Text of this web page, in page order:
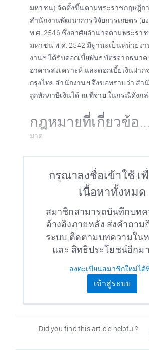
มหาชน) จัดตั้งขึ้นตามพระราชกฤษฎีก
สำนักงานพัฒนาการวิจัยการเกษตร (อ
พ.ศ. 2546 ซึ่งอาศัยอำนาจตามพระรา
มหาชน พ.ศ. 2542 มีฐานะเป็นหน่วยง
งานฯ ได้รับดอกเบี้ยพันธบัตรจากธนาค
อาคารสงเคราะห์ และดอกเบี้ยเงินฝา
กรุงไทย สำนักงานฯ จึงขอทราบว่า สำ
ถูกหักภาษีเงินได้ ณ ที่จ่าย ในกรณีดังก
กฎหมายที่เกี่ยวข้อ...
มาต
กรุณาลงชื่อเข้าใช้ เ
เนื้อหาทั้งหมด
สมาชิกสามารถบันทึกบทค
อ้างอิงภายหลัง ส่งคำถาม
ระบบ ติดตามบทความใน
และ สิทธิประโยชน์อีกม
ลงทะเบียนสมาชิกใหม่ได้
เข้าสู่ระบบ
Did you find this article helpful?